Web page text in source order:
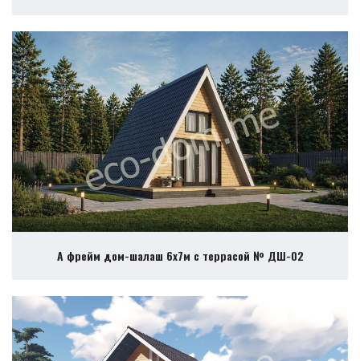
А фрейм дом-шалаш 6х7м с террасой № ДШ-02